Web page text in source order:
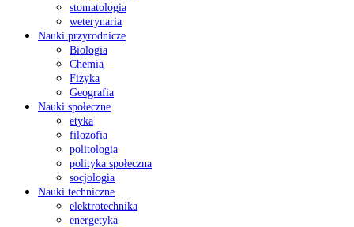
stomatologia
weterynaria
Nauki przyrodnicze
Biologia
Chemia
Fizyka
Geografia
Nauki społeczne
etyka
filozofia
politologia
polityka społeczna
socjologia
Nauki techniczne
elektrotechnika
energetyka